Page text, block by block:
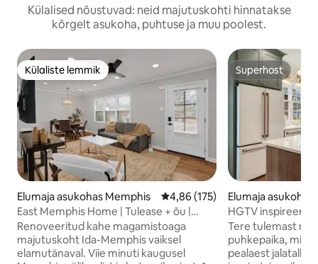
Külalised nõustuvad: neid majutuskohti hinnatakse
kõrgelt asukoha, puhtuse ja muu poolest.
Külaliste lemmik
Külaliste lemmik
Elumaja asukohas Memphis Keskmine hinnang 4,86/5, 175
4,86 (175)
East Memphis Home | Tulease + õu |
Lemmikloomad lubatud
Renoveeritud kahe magamistoaga
majutuskoht Ida-Memphis vaiksel
elamutänaval. Viie minuti kaugusel
Superhost
Superhost
Elumaja
HGTV
Tere tulemast
puhkepaika, mis
pealaest